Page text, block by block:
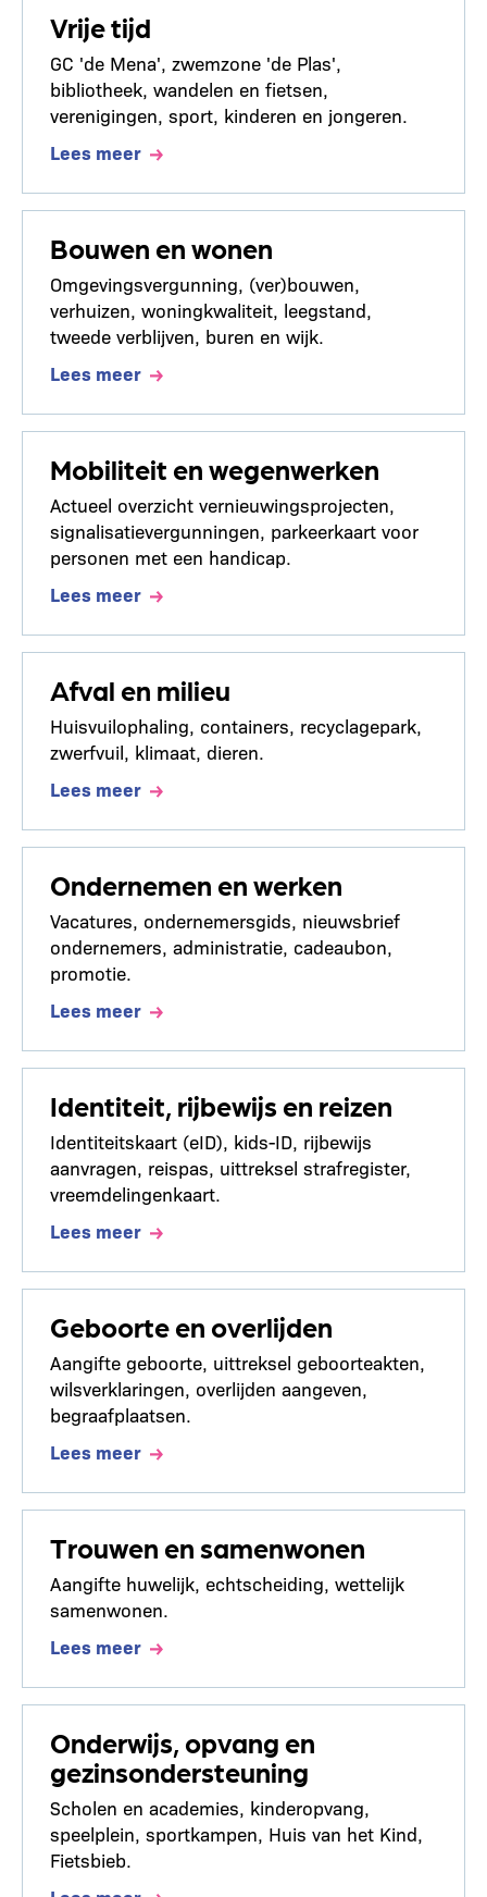
Vrije tijd
GC 'de Mena', zwemzone 'de Plas',
bibliotheek, wandelen en fietsen,
verenigingen, sport, kinderen en jongeren.
Lees meer
Bouwen en wonen
Omgevingsvergunning, (ver)bouwen,
verhuizen, woningkwaliteit, leegstand,
tweede verblijven, buren en wijk.
Lees meer
Mobiliteit en wegenwerken
Actueel overzicht vernieuwingsprojecten,
signalisatievergunningen, parkeerkaart voor
personen met een handicap.
Lees meer
Afval en milieu
Huisvuilophaling, containers, recyclagepark,
zwerfvuil, klimaat, dieren.
Lees meer
Ondernemen en werken
Vacatures, ondernemersgids, nieuwsbrief
ondernemers, administratie, cadeaubon,
promotie.
Lees meer
Identiteit, rijbewijs en reizen
Identiteitskaart (eID), kids-ID, rijbewijs
aanvragen, reispas, uittreksel strafregister,
vreemdelingenkaart.
Lees meer
Geboorte en overlijden
Aangifte geboorte, uittreksel geboorteakten,
wilsverklaringen, overlijden aangeven,
begraafplaatsen.
Lees meer
Trouwen en samenwonen
Aangifte huwelijk, echtscheiding, wettelijk
samenwonen.
Lees meer
Onderwijs, opvang en
gezinsondersteuning
Scholen en academies, kinderopvang,
speelplein, sportkampen, Huis van het Kind,
Fietsbieb.